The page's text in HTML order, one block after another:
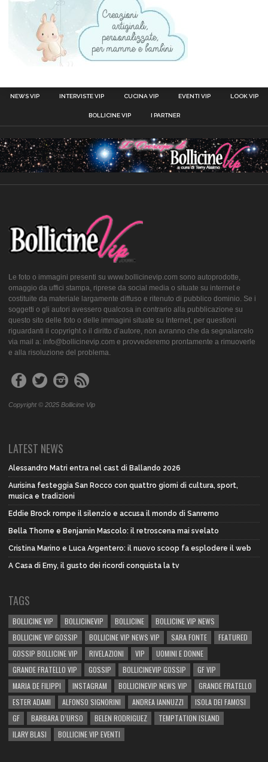
NEWS VIP INTERVISTE VIP CUCINA VIP EVENTI VIP LOOK VIP
BOLLICINE VIP I PARTNER
Le foto o immagini presenti su www.bollicinevip.com sono autoprodotte,
omaggio da uffici stampa, riprese da social media o situate su internet e
costituite da materiale largamente diffuso e ritenuto di pubblico dominio. Se i
soggetti o gli autori avessero qualcosa in contrario alla pubblicazione su
questo sito delle foto o delle immagini situate su Internet, per questioni
riguardanti il copyright o il diritto d’autore, non avranno che da segnalarcelo
via mail a: info@bollicinevip.com e provvederemo prontamente a rimuoverle
e alla risoluzione del problema.
Copyright © 2025 Bollicine Vip
LATEST NEWS
Alessandro Matri entra nel cast di Ballando 2026
Aurisina festeggia San Rocco con quattro giorni di cultura, sport,
musica e tradizioni
Eddie Brock rompe il silenzio e accusa il mondo di Sanremo
Bella Thorne e Benjamin Mascolo: il retroscena mai svelato
Cristina Marino e Luca Argentero: il nuovo scoop fa esplodere il web
A Casa di Emy, il gusto dei ricordi conquista la tv
TAGS
BOLLICINE VIP BOLLICINEVIP BOLLICINE
BOLLICINE VIP NEWS
BOLLICINE VIP GOSSIP
BOLLICINE VIP NEWS VIP SARA FONTE
FEATURED
GOSSIP BOLLICINE VIP
RIVELAZIONI VIP
UOMINI E DONNE
GRANDE FRATELLO VIP
GOSSIP BOLLICINEVIP GOSSIP
GF VIP
MARIA DE FILIPPI
INSTAGRAM BOLLICINEVIP NEWS VIP
GRANDE FRATELLO
ESTER ADAMI
ALFONSO SIGNORINI ANDREA IANNUZZI
ISOLA DEI FAMOSI
GF
BARBARA D’URSO BELEN RODRIGUEZ
TEMPTATION ISLAND
ILARY BLASI
BOLLICINE VIP EVENTI